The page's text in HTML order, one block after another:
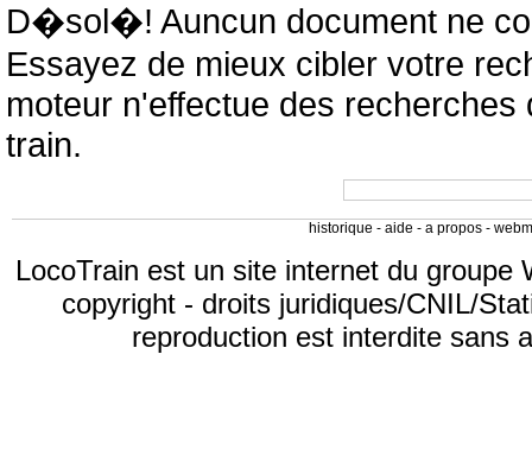
D�sol�! Auncun document ne
Essayez de mieux cibler votre
moteur n'effectue des recherches
train.
historique - aide - a propos-
LocoTrain est un site internet du groupe
copyright- droits juridiques/CNIL/
reproduction est interdite sans